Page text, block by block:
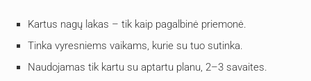
Kartus nagų lakas – tik kaip pagalbinė priemonė.
Tinka vyresniems vaikams, kurie su tuo sutinka.
Naudojamas tik kartu su aptartu planu, 2–3 savaites.